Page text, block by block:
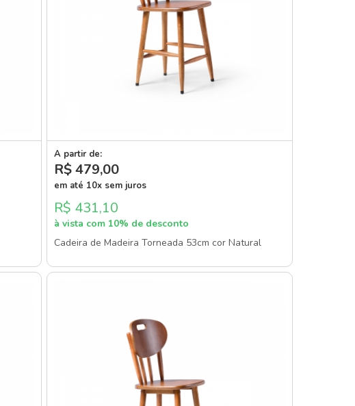
A partir de:
R$ 479,00
em até 10x sem juros
R$ 431,10
à vista com 10% de desconto
Cadeira de Madeira Torneada 53cm cor Natural